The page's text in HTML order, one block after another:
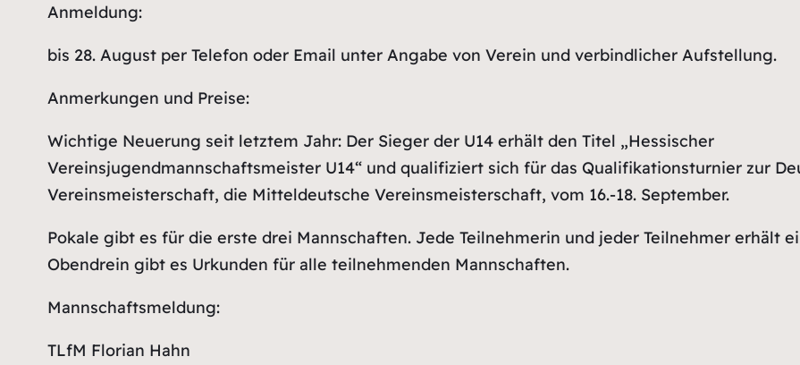
Anmeldung:
bis 28. August per Telefon oder Email unter Angabe von Verein und verbindlicher Aufstellung.
Anmerkungen und Preise:
Wichtige Neuerung seit letztem Jahr: Der Sieger der U14 erhält den Titel „Hessischer
Vereinsjugendmannschaftsmeister U14“ und qualifiziert sich für das Qualifikationsturnier zur
Vereinsmeisterschaft, die Mitteldeutsche Vereinsmeisterschaft, vom 16.-18. September.
Pokale gibt es für die erste drei Mannschaften. Jede Teilnehmerin und jeder Teilnehmer erhält
Obendrein gibt es Urkunden für alle teilnehmenden Mannschaften.
Mannschaftsmeldung:
TLfM Florian Hahn